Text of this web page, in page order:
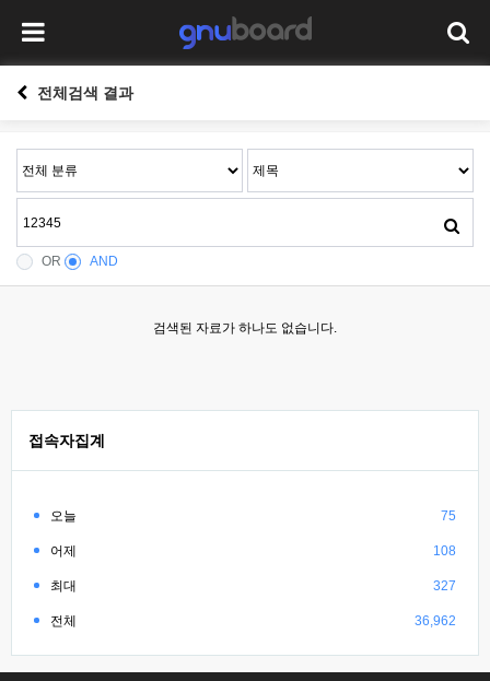
전체검색 결과
OR AND
검색된 자료가 하나도 없습니다.
접속자집계
오늘 75
어제 108
최대 327
전체 36,962